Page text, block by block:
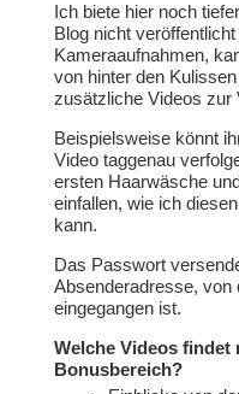
Ich biete hier noch
Blog nicht
Kameraaufnahmen,
von hinter den
zusätzliche Videos zur
Beispielsweise könnt
Video taggenau
ersten Haarwäsche
einfallen, wie ich
kann.
Das Passwort
Absenderadresse, von
eingegangen ist.
Welche Videos findet
Bonusbereich?